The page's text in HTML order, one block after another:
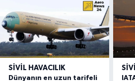
SIVIL HAVACILIK
Dünyanın en uzun tarifeli